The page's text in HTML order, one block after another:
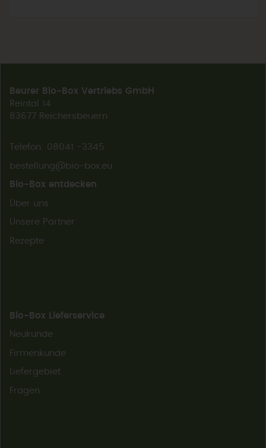
Beurer Bio-Box Vertriebs GmbH
Reintal 14
83677 Reichersbeuern
Telefon: 08041 -3345
bestellung@bio-box.eu
Bio-Box entdecken
Über uns
Unsere Partner
Rezepte
Bio-Box Lieferservice
Neukunde
Firmenkunde
Liefergebiet
Fragen